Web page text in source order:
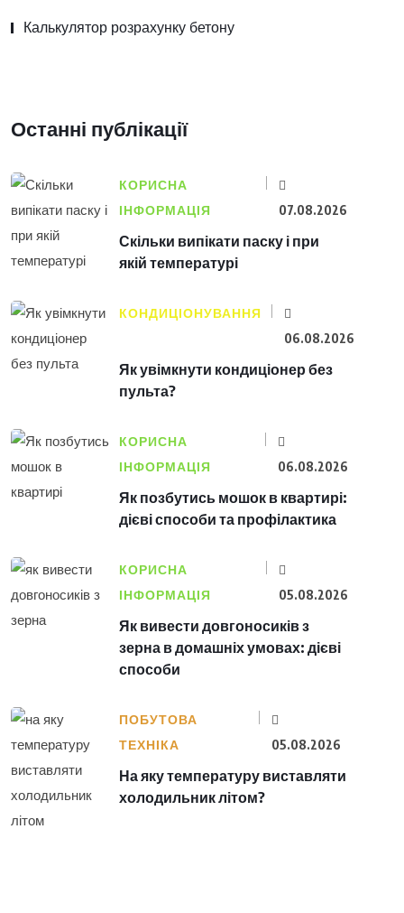
Калькулятор розрахунку бетону
Останні публікації
КОРИСНА
ІНФОРМАЦІЯ
07.08.2026
Скільки випікати паску і при
якій температурі
КОНДИЦІОНУВАННЯ
06.08.2026
Як увімкнути кондиціонер без
пульта?
КОРИСНА
ІНФОРМАЦІЯ
06.08.2026
Як позбутись мошок в квартирі:
дієві способи та профілактика
КОРИСНА
ІНФОРМАЦІЯ
05.08.2026
Як вивести довгоносиків з
зерна в домашніх умовах: дієві
способи
ПОБУТОВА
ТЕХНІКА
05.08.2026
На яку температуру виставляти
холодильник літом?